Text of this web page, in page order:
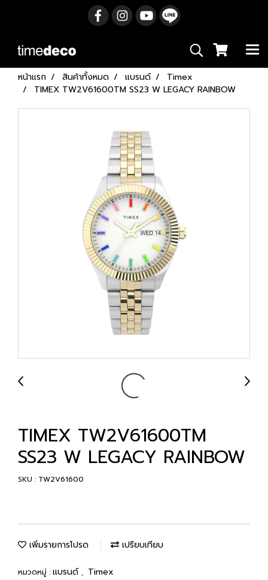
หน้าแรก สินค้าทั้งหมด แบรนด์
Timex
TIMEX TW2V61600TM SS23 W LEGACY RAINBOW
TIMEX TW2V61600TM
SS23 W LEGACY RAINBOW
SKU : TW2V61600
เพิ่มรายการโปรด เปรียบเทียบ
หมวดหมู่ : แบรนด์ , Timex